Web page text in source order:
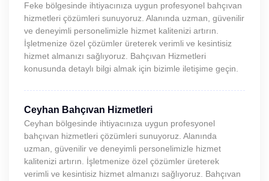
Feke bölgesinde ihtiyacınıza uygun profesyonel bahçıvan
hizmetleri çözümleri sunuyoruz. Alanında uzman, güvenilir
ve deneyimli personelimizle hizmet kalitenizi artırın.
İşletmenize özel çözümler üreterek verimli ve kesintisiz
hizmet almanızı sağlıyoruz. Bahçıvan Hizmetleri
konusunda detaylı bilgi almak için bizimle iletişime geçin.
Ceyhan Bahçıvan Hizmetleri
Ceyhan bölgesinde ihtiyacınıza uygun profesyonel
bahçıvan hizmetleri çözümleri sunuyoruz. Alanında
uzman, güvenilir ve deneyimli personelimizle hizmet
kalitenizi artırın. İşletmenize özel çözümler üreterek
verimli ve kesintisiz hizmet almanızı sağlıyoruz. Bahçıvan